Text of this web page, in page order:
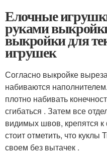
Елочные
руками
выкройки для
игрушек
Согласно выкройке
набиваются
плотно набивать
сгибаться . Затем все
видимых швов, крепятся
стоит отметить, что
своем без вытачек .